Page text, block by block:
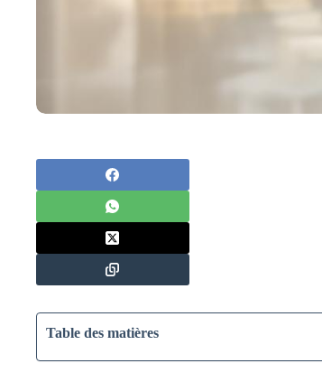
Table des matières